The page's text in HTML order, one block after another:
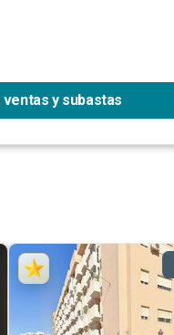
y subastas